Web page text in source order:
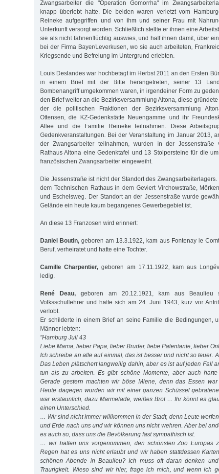
Zwangsarbeiter die "Operation Gomorrha" im
knapp überlebt hatte. Die beiden waren verletzt vom
Reineke aufgegriffen und von ihm und seiner Frau mit
Unterkunft versorgt worden. Schließlich stellte er ihnen eine
sie als nicht fahnenflüchtig auswies, und half ihnen damit, über
bei der Firma Bayer/Leverkusen, wo sie auch arbeiteten,
Kriegsende und Befreiung im Untergrund erlebten.
Louis Deslandes war hochbetagt im Herbst 2011 an den Ersten
in einem Brief mit der Bitte herangetreten, seiner 13
Bombenangriff umgekommen waren, in irgendeiner Form zu
den Brief weiter an die Bezirksversammlung Altona, diese
der die politischen Fraktionen der Bezirksversammlung
Ottensen, die KZ-Gedenkstätte Neuengamme und ihr
Allee und die Familie Reineke teilnahmen. Diese
Gedenkveranstaltungen. Bei der Veranstaltung im Januar 2013,
der Zwangsarbeiter teilnahmen, wurden in der Jessenstraße
Rathaus Altona eine Gedenktafel und 13 Stolpersteine für die
französischen Zwangsarbeiter eingeweiht.
Die Jessenstraße ist nicht der Standort des
dem Technischen Rathaus in dem Geviert Virchowstraße,
und Eschelsweg. Der Standort an der Jessenstraße wurde
Gelände ein heute kaum begangenes Gewerbegebiet ist.
An diese 13 Franzosen wird erinnert:
Daniel Boutin, geboren am 13.3.1922, kam aus Fontenay le
Beruf, verheiratet und hatte eine Tochter.
Camille Charpentier, geboren am 17.11.1922, kam aus
ledig.
René Deau, geboren am 20.12.1921, kam aus
Volksschullehrer und hatte sich am 24. Juni 1943, kurz vor
verlobt.
Er schilderte in einem Brief an seine Familie die Bedingungen,
Männer lebten:
"Hamburg Juli 43
Liebe Mama, lieber Papa, lieber Bruder, liebe Patentante, lieber
Ich schreibe an alle auf einmal, das ist besser und nicht so teuer.
Das Leben plätschert langweilig dahin, aber es ist auf jeden Fall
tun als zu arbeiten. Es gibt schöne Momente, aber auch harte
Gerade gestern machten wir böse Miene, denn das Essen
Heute dagegen wurden wir mit einer ganzen Schüssel
war erstaunlich, dazu Marmelade, weißes Brot … Ihr könnt es
einen Unterschied.
… Wir sind nicht immer willkommen in der Stadt, denn Leute
und Erde nach uns und wir können uns nicht wehren. Aber bei
es auch so, dass uns die Bevölkerung fast sympathisch ist.
… wir hatten uns vorgenommen, den schönsten Zoo Europas
Regen hat es uns nicht erlaubt und wir haben stattdessen
schönen Abende in Beaulieu? Ich muss oft daran denken
Traurigkeit. Wieso sind wir hier, frage ich mich, und wenn ich